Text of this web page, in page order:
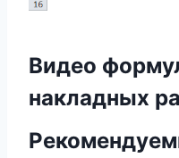
Видео
накладных